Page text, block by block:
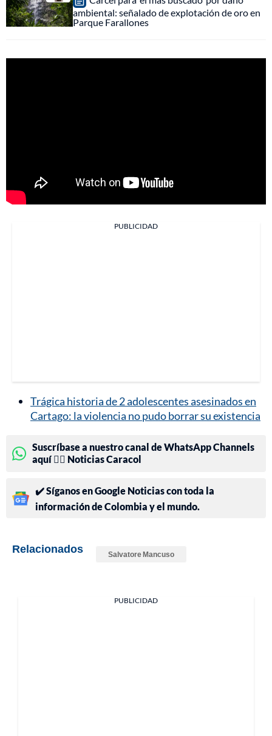
ambiental: señalado de explotación de oro en
Parque Farallones
PUBLICIDAD
Trágica historia de 2 adolescentes asesinados en
Cartago: la violencia no pudo borrar su existencia
Suscríbase a nuestro canal de WhatsApp Channels
aquí 👉🏻 Noticias Caracol
✔️ Síganos en Google Noticias con toda la
información de Colombia y el mundo.
Relacionados Salvatore Mancuso
PUBLICIDAD